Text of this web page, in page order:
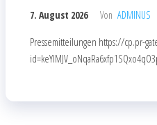
7. August 2026 Von ADMINUS
Pressemitteilungen https://cp.pr-